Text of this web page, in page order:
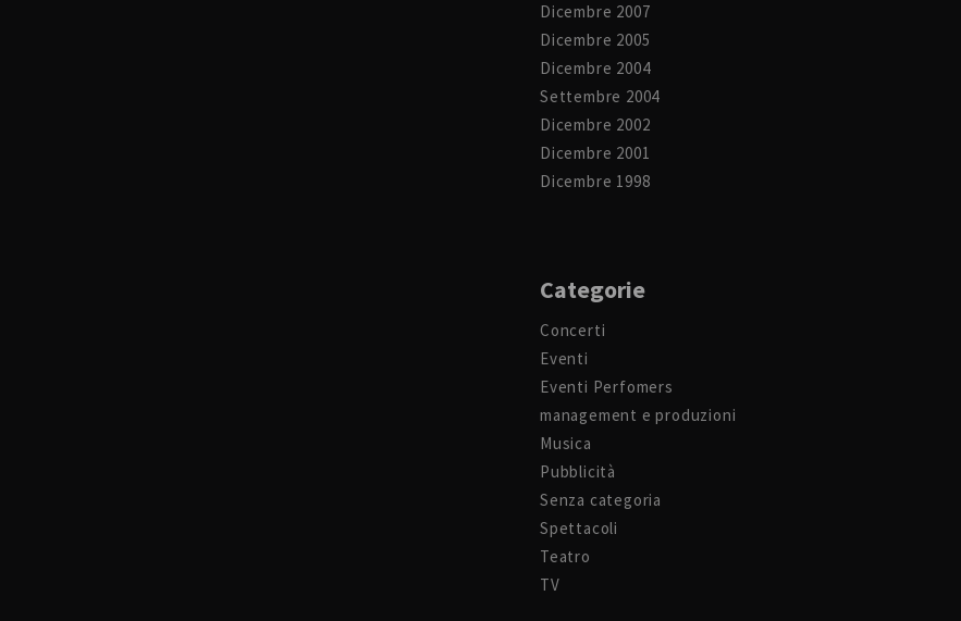
Dicembre 2007
Dicembre 2005
Dicembre 2004
Settembre 2004
Dicembre 2002
Dicembre 2001
Dicembre 1998
Categorie
Concerti
Eventi
Eventi Perfomers
management e produzioni
Musica
Pubblicità
Senza categoria
Spettacoli
Teatro
TV